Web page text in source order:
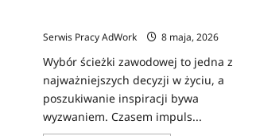
Serwis Pracy AdWork
8 maja, 2026
Wybór ścieżki zawodowej to jedna z
najważniejszych decyzji w życiu, a
poszukiwanie inspiracji bywa
wyzwaniem. Czasem impuls...